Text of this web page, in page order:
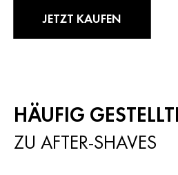
JETZT KAUFEN
HÄUFIG
ZU AFTER-SHAVES